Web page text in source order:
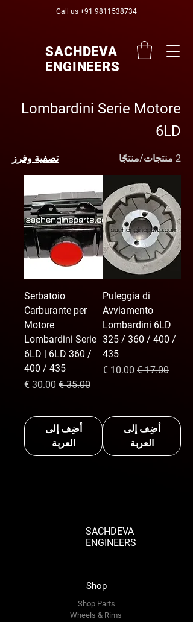
Call us +91 9811538734
SACHDEVA
ENGINEERS
Lombardini Serie Motore
6LD
2 منتجات/منتجًا تصفية وفرز
Puleggia di
Avviamento
Lombardini 6LD
325 / 360 / 400 /
435
سعر عاديسعر البيع
أضِف إلى
العربة
Serbatoio
Carburante per
Motore
Lombardini Serie
6LD | 6LD 360 /
400 / 435
سعر عاديسعر البيع
أضِف إلى
العربة
SACHDEVA
ENGINEERS
Shop
Shop Parts
Wheels & Rims